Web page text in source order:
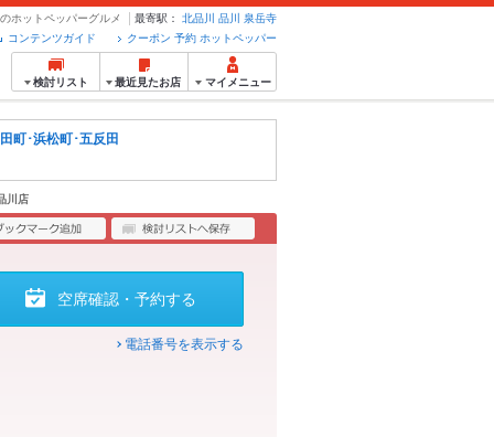
ホットペッパーグルメ 最寄駅： 北品川 品川
泉岳寺
クーポン 予約 ホットペッパー
コンテンツガイド
検討リスト 最近見たお店 マイメニュー
町･浜松町･五反田
川店
空席確認・予約する
電話番号を表示する